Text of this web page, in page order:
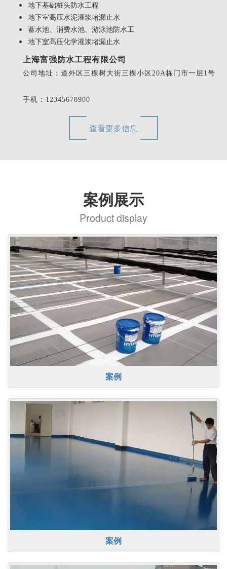
地下基础桩头防水工程
地下室高压水泥灌浆堵漏止水
蓄水池、消费水池、游泳池防水工
地下室高压化学灌浆堵漏止水
上海富强防水工程有限公司
公司地址：道外区三棵树大街三棵小区20A栋门市一层1号
手机：12345678900
查看更多信息
案例展示
Product display
案例
案例